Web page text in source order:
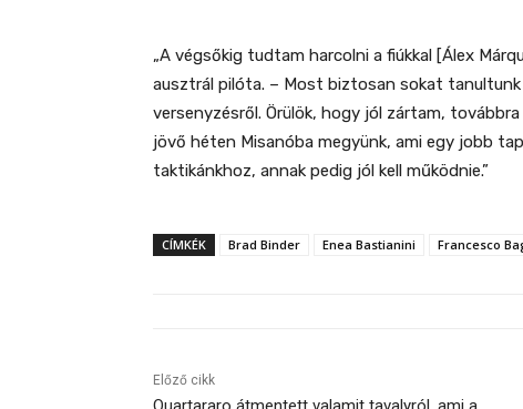
„A végsőkig tudtam harcolni a fiúkkal [Álex
ausztrál pilóta. – Most biztosan sokat
versenyzésről. Örülök, hogy jól zártam,
jövő héten Misanóba megyünk, ami egy jobb
taktikánkhoz, annak pedig jól kell működnie.”
CÍMKÉK Brad Binder Enea Bastianini Francesco
Előző cikk